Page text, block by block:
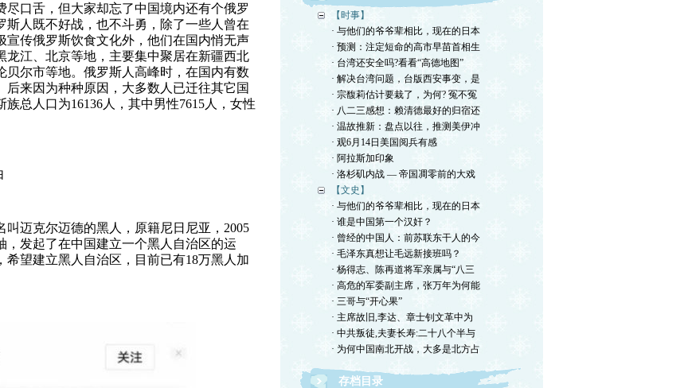
口舌，但大家却忘了中国境内还有个俄罗
人既不好战，也不斗勇，除了一些人曾在
传俄罗斯饮食文化外，他们在国内悄无声
龙江、北京等地，主要集中聚居在新疆西北
尔市等地。俄罗斯人高峰时，在国内有数
来因为种种原因，大多数人已迁往其它国
总人口为16136人，其中男性7615人，女性
迈克尔迈德的黑人，原籍尼日尼亚，2005
发起了在中国建立一个黑人自治区的运
望建立黑人自治区，目前已有18万黑人加
【时事】
· 与他们的爷爷辈相比，现在的日本
· 预测：注定短命的高市早苗首相生
· 台湾还安全吗?看看“高德地图”
· 解决台湾问题，台版西安事变，是
· 宗馥莉估计要栽了，为何? 冤不冤
· 八二三感想：赖清德最好的归宿还
· 温故推新：盘点以往，推测美伊冲
· 观6月14日美国阅兵有感
· 阿拉斯加印象
· 洛杉矶内战 — 帝国凋零前的大戏
【文史】
· 与他们的爷爷辈相比，现在的日本
· 谁是中国第一个汉奸？
· 曾经的中国人：前苏联东干人的今
· 毛泽东真想让毛远新接班吗？
· 杨得志、陈再道将军亲属与“八三
· 高危的军委副主席，张万年为何能
· 三哥与“开心果”
· 主席故旧,李达、章士钊文革中为
· 中共叛徒,夫妻长寿:二十八个半与
· 为何中国南北开战，大多是北方占
存档目录